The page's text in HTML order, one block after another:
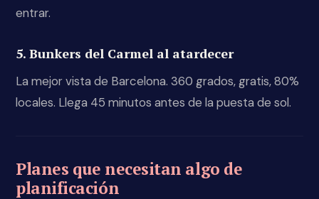
entrar.
5. Bunkers del Carmel al atardecer
La mejor vista de Barcelona. 360 grados, gratis, 80%
locales. Llega 45 minutos antes de la puesta de sol.
Planes que necesitan algo de
planificación